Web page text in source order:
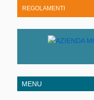
REGOLAMENTI